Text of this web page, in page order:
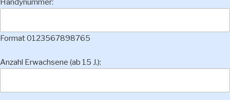
Handynummer:
Format 0123567898765
Anzahl Erwachsene (ab 15 J.):